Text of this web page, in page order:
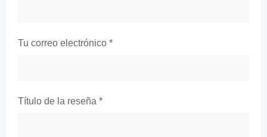
Tu correo electrónico *
Título de la reseña *